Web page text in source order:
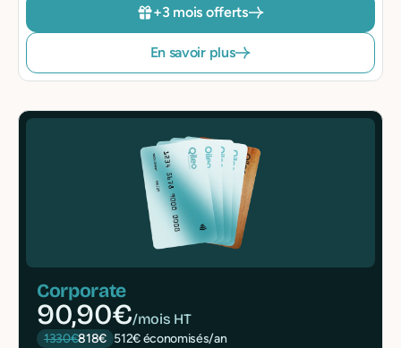
+3 mois offerts
En savoir plus
Corporate
90,90€/mois HT
1330€818€ 512€ économisés/an